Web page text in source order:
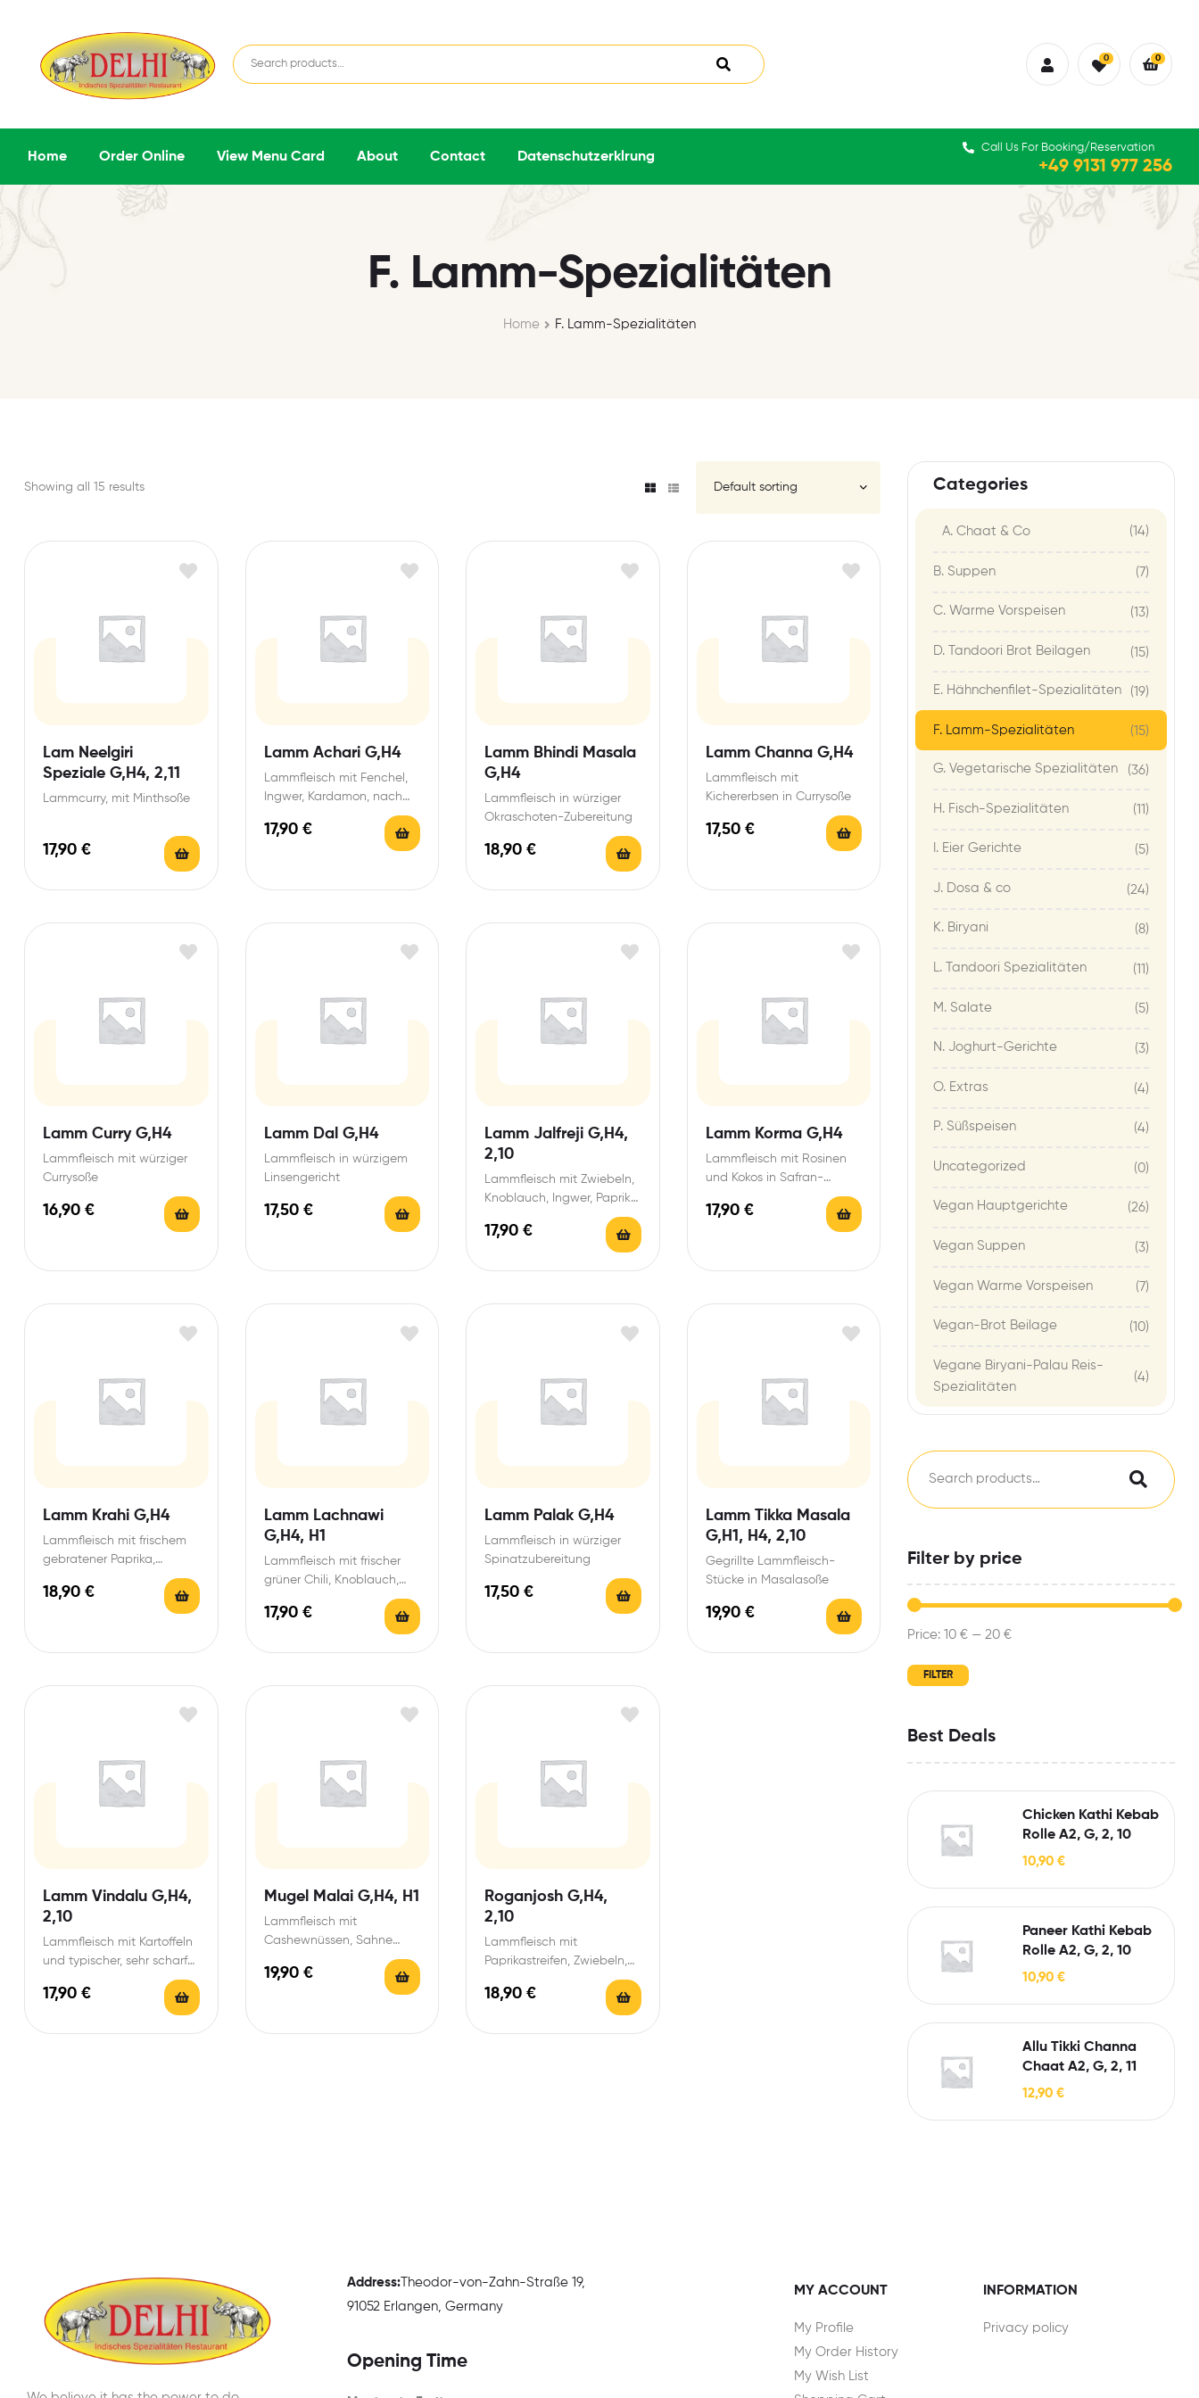
0 0
Home Order Online View Menu Card About Contact Datenschutzerklrung
Call Us For Booking/Reservation
+49 9131 977 256
F. Lamm-Spezialitäten
Home F. Lamm-Spezialitäten
Showing all 15 results
Lam Neelgiri
Speziale G,H4, 2,11
Lammcurry, mit Minthsoße
17,90 €
Lamm Achari G,H4
Lammfleisch mit Fenchel,
Ingwer, Kardamon, nach
17,90 €
Lamm Bhindi Masala
G,H4
Lammfleisch in würziger
Okraschoten-Zubereitung
18,90 €
Lamm Channa G,H4
Lammfleisch mit
Kichererbsen in Currysoße
17,50 €
Lamm Curry G,H4
Lammfleisch mit würziger
Currysoße
16,90 €
Lamm Dal G,H4
Lammfleisch in würzigem
Linsengericht
17,50 €
Lamm Jalfreji G,H4,
2,10
Lammfleisch mit Zwiebeln,
Knoblauch, Ingwer, Paprika
17,90 €
Lamm Korma G,H4
Lammfleisch mit Rosinen
und Kokos in Safran-
17,90 €
Lamm Krahi G,H4
Lammfleisch mit frischem
gebratener Paprika,
Zwiebeln mit Ingwer in
würziger Tomaten-
18,90 €
Lamm Lachnawi
G,H4, H1
Lammfleisch mit frischer
grüner Chili, Knoblauch,
Currysoße
17,90 €
Lamm Palak G,H4
Lammfleisch in würziger
Spinatzubereitung
17,50 €
Lamm Tikka Masala
G,H1, H4, 2,10
Gegrillte Lammfleisch-
Stücke in Masalasoße
19,90 €
Lamm Vindalu G,H4,
2,10
Lammfleisch mit Kartoffeln
und typischer, sehr scharfer
17,90 €
Mugel Malai G,H4, H1
Lammfleisch mit
Cashewnüssen, Sahne
19,90 €
Roganjosh G,H4,
2,10
Lammfleisch mit
Paprikastreifen, Zwiebeln,
Safran in würziger Soße
18,90 €
Categories
A. Chaat & Co (14)
B. Suppen (7)
C. Warme Vorspeisen (13)
D. Tandoori Brot Beilagen (15)
E. Hähnchenfilet-Spezialitäten (19)
F. Lamm-Spezialitäten (15)
G. Vegetarische Spezialitäten (36)
H. Fisch-Spezialitäten (11)
I. Eier Gerichte (5)
J. Dosa & co (24)
K. Biryani (8)
L. Tandoori Spezialitäten (11)
M. Salate (5)
N. Joghurt-Gerichte (3)
O. Extras (4)
P. Süßspeisen (4)
Uncategorized (0)
Vegan Hauptgerichte (26)
Vegan Suppen (3)
Vegan Warme Vorspeisen (7)
Vegan-Brot Beilage (10)
Vegane Biryani-Palau Reis-
Spezialitäten
(4)
Filter by price
FILTER
Price: 10 € — 20 €
Best Deals
Chicken Kathi Kebab
Rolle A2, G, 2, 10
10,90 €
Paneer Kathi Kebab
Rolle A2, G, 2, 10
10,90 €
Allu Tikki Channa
Chaat A2, G, 2, 11
12,90 €
Address:Theodor-von-Zahn-Straße 19,
91052 Erlangen, Germany
Opening Time
MY ACCOUNT
My Profile
My Order History
My Wish List
INFORMATION
Privacy policy